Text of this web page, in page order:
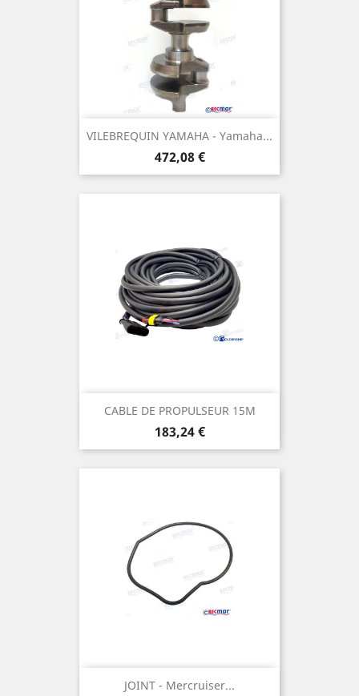
VILEBREQUIN YAMAHA - Yamaha...
Prix
472,08 €
CABLE DE PROPULSEUR 15M
Prix
183,24 €
JOINT - Mercruiser...